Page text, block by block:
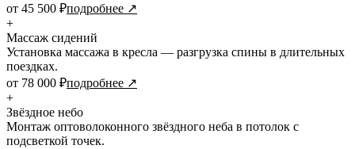
от 45 500 ₽подробнее ↗
+
Массаж сидений
Установка массажа в кресла — разгрузка спины в длительных
поездках.
от 78 000 ₽подробнее ↗
+
Звёздное небо
Монтаж оптоволоконного звёздного неба в потолок с
подсветкой точек.